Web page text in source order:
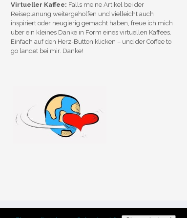
Virtueller Kaffee: Falls meine Artikel bei der
Reiseplanung weitergeholfen und vielleicht auch
inspiriert oder neugierig gemacht haben, freue ich mich
über ein kleines Danke in Form eines virtuellen Kaffees.
Einfach auf den Herz-Button klicken – und der Coffee to
go landet bei mir. Danke!